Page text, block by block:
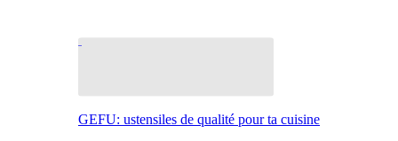
GEFU: ustensiles de qualité pour ta cuisine